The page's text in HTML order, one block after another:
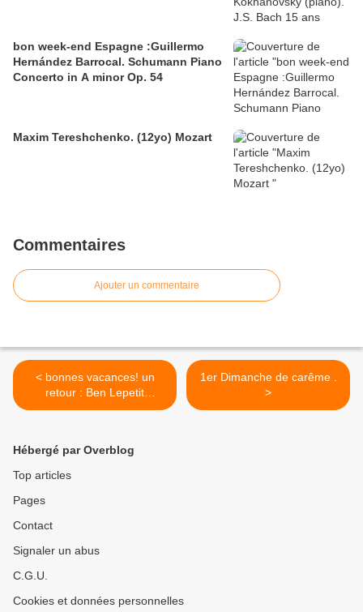
bon week-end Espagne :Guillermo
Hernández Barrocal. Schumann Piano
Concerto in A minor Op. 54
Maxim Tereshchenko. (12yo) Mozart
Commentaires
Ajouter un commentaire
< bonnes vacances! un
retour : Ben Lepetit
(Deutschland )
1er Dimanche de carême .
>
Hébergé par Overblog
Top articles
Pages
Contact
Signaler un abus
C.G.U.
Cookies et données personnelles